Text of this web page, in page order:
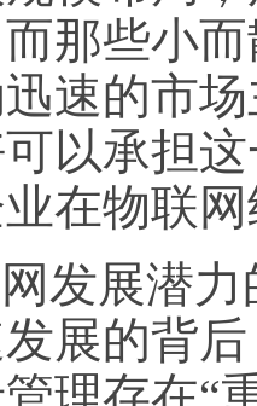
那些小
速的市
以承担
在物联
发展潜
展的背